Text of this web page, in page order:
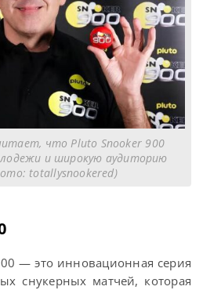
что Pluto Snooker 900
и широкую аудиторию
totallysnookered)
— это инновационная серия
снукерных матчей, которая